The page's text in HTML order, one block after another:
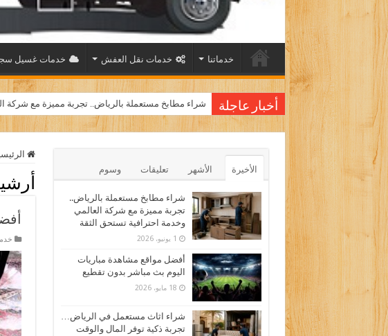
خدماتنا خدمات نقل العفش خدمات غسيل سجاد
أخبار عاجلة شراء مطابخ مستعملة بالرياض.. تجربة مميزة مع شركة
الأخيرة الأشهر تعليقات وسوم
شراء مطابخ مستعملة بالرياض..
تجربة مميزة مع شركة العالمي
وخدمة احترافية تستحق الثقة
1 يونيو، 2026
أفضل مواقع مشاهدة مباريات
اليوم بث مباشر بدون تقطيع
18 مايو، 2026
شراء اثاث مستعمل في الرياض…
تجربة ذكية توفر المال والوقت